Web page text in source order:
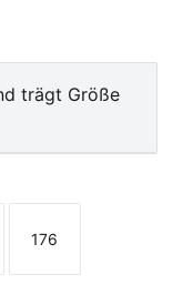
trägt Größe
Größe
176